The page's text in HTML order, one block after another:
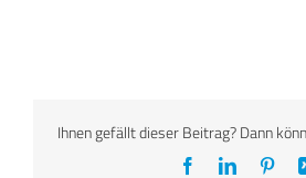
Ihnen gefällt dieser Beitrag? Dann
FacebookLinkedIn